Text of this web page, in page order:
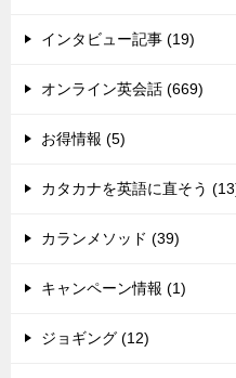
インタビュー記事 (19)
オンライン英会話 (669)
お得情報 (5)
カタカナを英語に直そう
カランメソッド (39)
キャンペーン情報 (1)
ジョギング (12)